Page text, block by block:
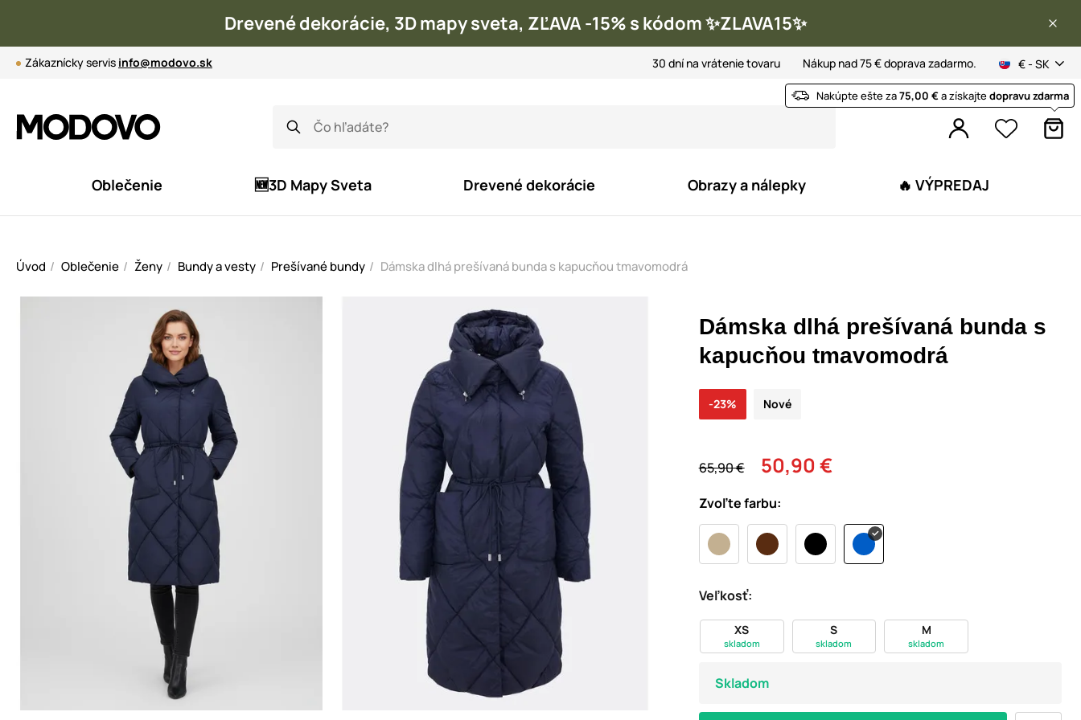
Drevené dekorácie, 3D mapy sveta, ZĽAVA -15% s kódom ✨ZLAVA15✨
Zákaznícky servis info@modovo.sk 30 dní na vrátenie tovaru Nákup nad 75 € doprava zadarmo. € - SK
Nakúpte ešte za75,00 €a získajtedopravu zdarma
Oblečenie 🆕3D Mapy Sveta Drevené dekorácie Obrazy a nálepky 🔥 VÝPREDAJ
Úvod Oblečenie Ženy Bundy a vesty Prešívané bundy Dámska dlhá prešívaná bunda s kapucňou tmavomodrá
Dámska dlhá prešívaná bunda s
kapucňou tmavomodrá
65,90 € 50,90 €
-23% Nové
Zvoľte farbu:
Veľkosť:
XS
skladom
S
skladom
M
skladom
Skladom